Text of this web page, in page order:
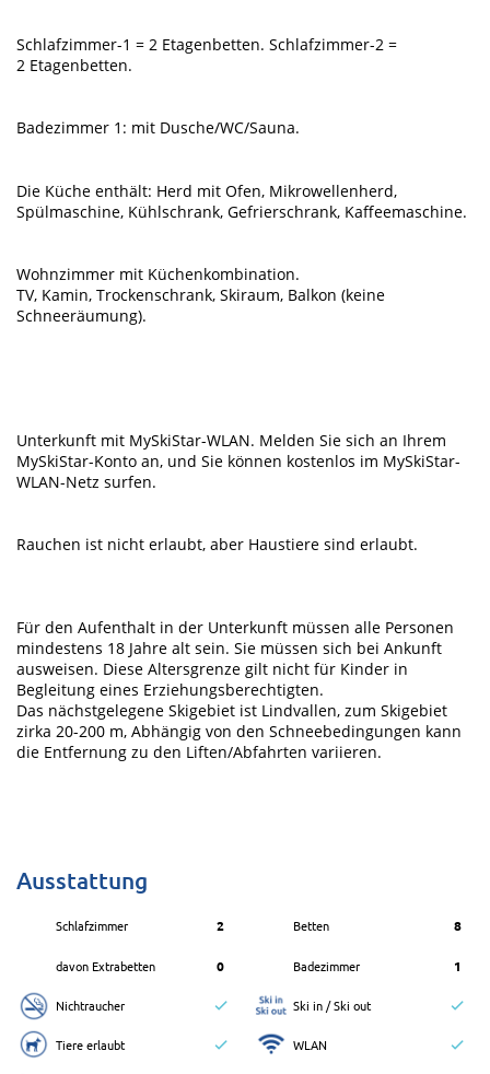
Schlafzimmer-1 = 2 Etagenbetten. Schlafzimmer-2 =
2 Etagenbetten.
Badezimmer 1: mit Dusche/WC/Sauna.
Die Küche enthält: Herd mit Ofen, Mikrowellenherd,
Spülmaschine, Kühlschrank, Gefrierschrank, Kaffeemaschine.
Wohnzimmer mit Küchenkombination.
TV, Kamin, Trockenschrank, Skiraum, Balkon (keine
Schneeräumung).
Unterkunft mit MySkiStar-WLAN. Melden Sie sich an Ihrem
MySkiStar-Konto an, und Sie können kostenlos im MySkiStar-
WLAN-Netz surfen.
Rauchen ist nicht erlaubt, aber Haustiere sind erlaubt.
Für den Aufenthalt in der Unterkunft müssen alle Personen
mindestens 18 Jahre alt sein. Sie müssen sich bei Ankunft
ausweisen. Diese Altersgrenze gilt nicht für Kinder in
Begleitung eines Erziehungsberechtigten.
Das nächstgelegene Skigebiet ist Lindvallen, zum Skigebiet
zirka 20-200 m, Abhängig von den Schneebedingungen kann
die Entfernung zu den Liften/Abfahrten variieren.
Ausstattung
Schlafzimmer 2 Betten 8
davon Extrabetten 0 Badezimmer 1
Nichtraucher Ski in / Ski out
Tiere erlaubt WLAN